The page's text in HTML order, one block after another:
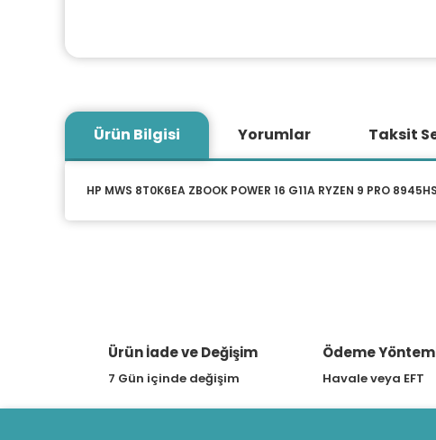
Ürün Bilgisi Yorumlar Taksit
HP MWS 8T0K6EA ZBOOK POWER 16 G11A RYZEN 9 PRO
Ürün İade ve Değişim
7 Gün içinde değişim
Ödeme
Havale veya EFT